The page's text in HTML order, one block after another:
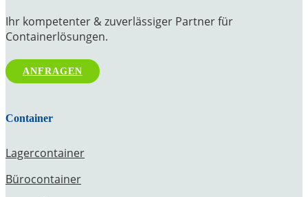
Ihr kompetenter & zuverlässiger Partner für
Containerlösungen.
ANFRAGEN
Container
Lagercontainer
Bürocontainer